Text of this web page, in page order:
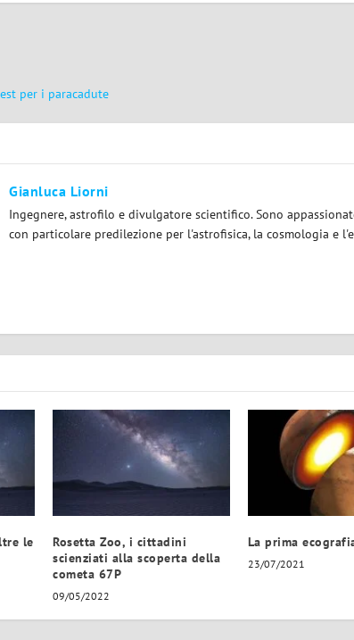
per i paracadute
Gianluca Liorni
Ingegnere, astrofilo e divulgatore scientifico. Sono
con particolare predilezione per l'astrofisica, la cosmologia e
le
Rosetta Zoo, i cittadini
scienziati alla scoperta della
cometa 67P
09/05/2022
La prima
23/07/2021